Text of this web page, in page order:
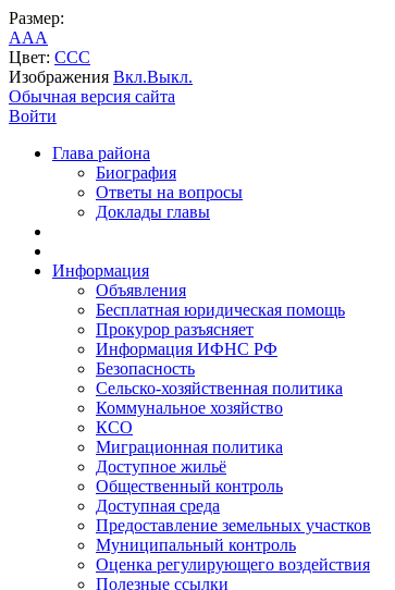
Размер:
AAA
Цвет: CCC
Изображения Вкл.Выкл.
Обычная версия сайта
Войти
Глава района
Биография
Ответы на вопросы
Доклады главы
Информация
Объявления
Бесплатная юридическая помощь
Прокурор разъясняет
Информация ИФНС РФ
Безопасность
Сельско-хозяйственная политика
Коммунальное хозяйство
КСО
Миграционная политика
Доступное жильё
Общественный контроль
Доступная среда
Предоставление земельных участков
Муниципальный контроль
Оценка регулирующего воздействия
Полезные ссылки